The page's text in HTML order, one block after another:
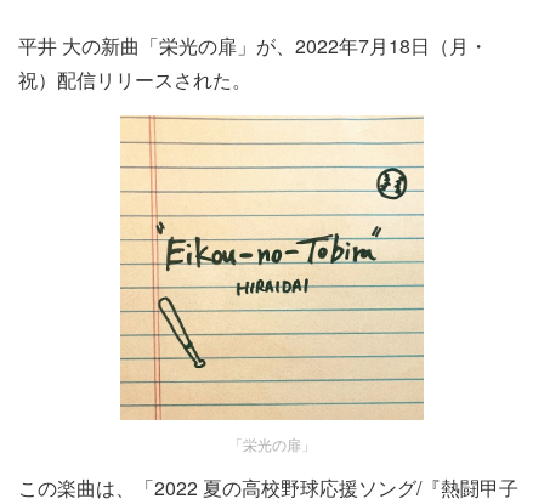
平井 大の新曲「栄光の扉」が、2022年7月18日（月・
祝）配信リリースされた。
「栄光の扉」
この楽曲は、「2022 夏の高校野球応援ソング/『熱闘甲子